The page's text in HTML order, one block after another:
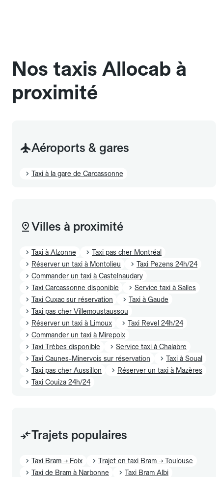
Nos taxis Allocab à
proximité
Aéroports & gares
Taxi à la gare de Carcassonne
Villes à proximité
Taxi à Alzonne
Taxi pas cher Montréal
Réserver un taxi à Montolieu
Taxi Pezens 24h/24
Commander un taxi à Castelnaudary
Taxi Carcassonne disponible
Service taxi à Salles
Taxi Cuxac sur réservation
Taxi à Gaude
Taxi pas cher Villemoustaussou
Réserver un taxi à Limoux
Taxi Revel 24h/24
Commander un taxi à Mirepoix
Taxi Trèbes disponible
Service taxi à Chalabre
Taxi Caunes-Minervois sur réservation
Taxi à Soual
Taxi pas cher Aussillon
Réserver un taxi à Mazères
Taxi Couiza 24h/24
Trajets populaires
Taxi Bram → Foix
Trajet en taxi Bram → Toulouse
Taxi de Bram à Narbonne
Taxi Bram Albi